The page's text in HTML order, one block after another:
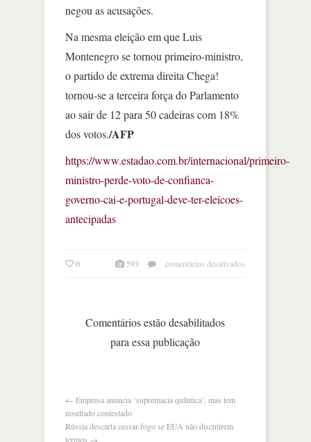
negou as acusações.
Na mesma eleição em que Luis
Montenegro se tornou primeiro-ministro,
o partido de extrema direita Chega!
tornou-se a terceira força do Parlamento
ao sair de 12 para 50 cadeiras com 18%
dos votos./AFP
https://www.estadao.com.br/internacional/primeiro-
ministro-perde-voto-de-confianca-
governo-cai-e-portugal-deve-ter-eleicoes-
antecipadas
0 593 comentários desativados
Comentários estão desabilitados
para essa publicação
← Empresa anuncia ‘supremacia quântica’, mas tem
resultado contestado
Rússia descarta cessar-fogo se EUA não discutirem
termos →